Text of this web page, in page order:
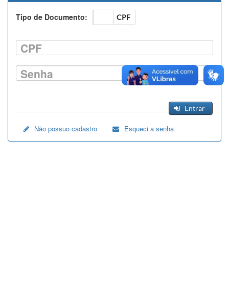
Tipo de Documento: CPF
CNPJ
CPF
Senha
Entrar
Não possuo cadastro Esqueci a senha